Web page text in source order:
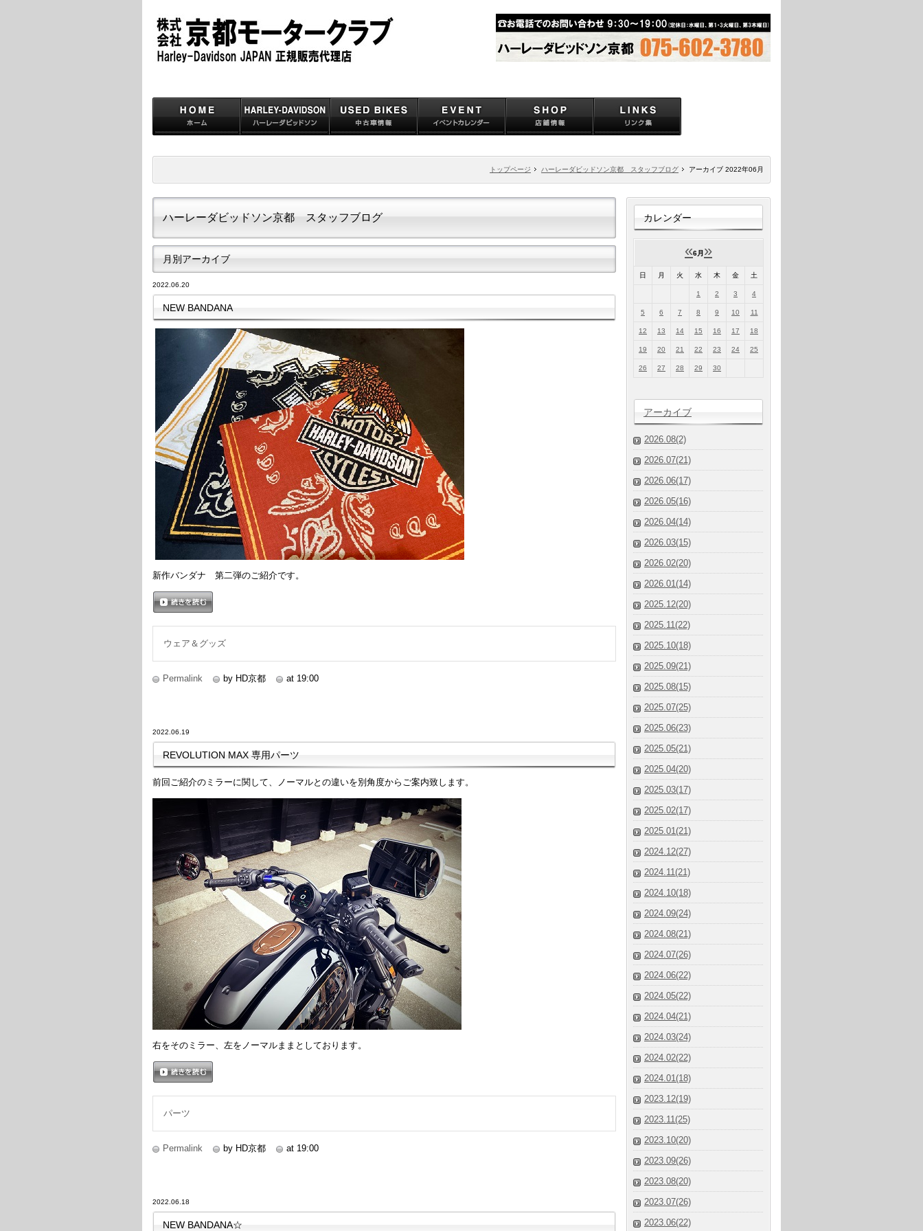
トップページ ハーレーダビッドソン京都 スタッフブログ アーカイブ 2022年06月
ハーレーダビッドソン京都 スタッフブログ
月別アーカイブ
2022.06.20
NEW BANDANA
新作バンダナ 第二弾のご紹介です。
ウェア＆グッズ
Permalink by HD京都 at 19:00
2022.06.19
REVOLUTION MAX 専用パーツ
前回ご紹介のミラーに関して、ノーマルとの違いを別角度からご案内致します。
右をそのミラー、左をノーマルままとしております。
パーツ
Permalink by HD京都 at 19:00
2022.06.18
NEW BANDANA☆
カレンダー
«6月 »
日 月 火 水 木 金 土
1 2 3 4
5 6 7 8 9 10 11
12 13 14 15 16 17 18
19 20 21 22 23 24 25
26 27 28 29 30
アーカイブ
2026.08(2)
2026.07(21)
2026.06(17)
2026.05(16)
2026.04(14)
2026.03(15)
2026.02(20)
2026.01(14)
2025.12(20)
2025.11(22)
2025.10(18)
2025.09(21)
2025.08(15)
2025.07(25)
2025.06(23)
2025.05(21)
2025.04(20)
2025.03(17)
2025.02(17)
2025.01(21)
2024.12(27)
2024.11(21)
2024.10(18)
2024.09(24)
2024.08(21)
2024.07(26)
2024.06(22)
2024.05(22)
2024.04(21)
2024.03(24)
2024.02(22)
2024.01(18)
2023.12(19)
2023.11(25)
2023.10(20)
2023.09(26)
2023.08(20)
2023.07(26)
2023.06(22)